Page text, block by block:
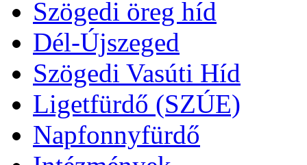
Szögedi öreg híd
Dél-Újszeged
Szögedi Vasúti Híd
Ligetfürdő (SZÚE)
Napfonnyfürdő